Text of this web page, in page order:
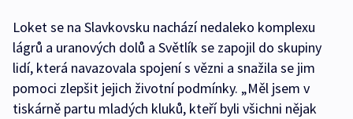
Loket se na Slavkovsku nachází nedaleko komplexu
lágrů a uranových dolů a Světlík se zapojil do skupiny
lidí, která navazovala spojení s vězni a snažila se jim
pomoci zlepšit jejich životní podmínky. „Měl jsem v
tiskárně partu mladých kluků, kteří byli všichni nějak